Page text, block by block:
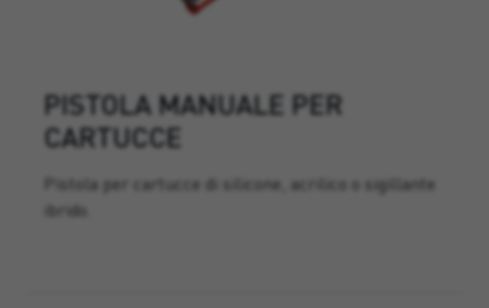
PISTOLA MANUALE PER
CARTUCCE
Pistola per cartucce di silicone, acrilico o sigillante
ibrido.